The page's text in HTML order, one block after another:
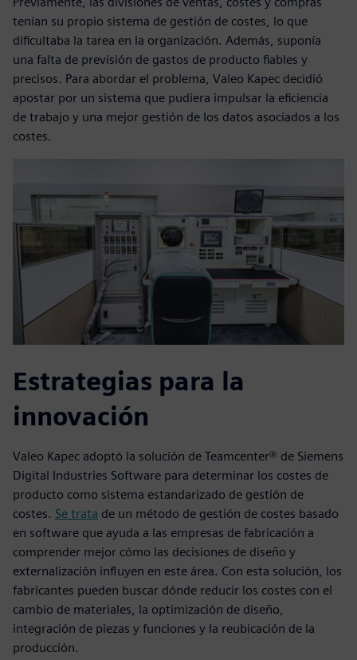
tenían su propio sistema de gestión de costes, lo que
dificultaba la tarea en la organización. Además, suponía
una falta de previsión de gastos de producto fiables y
precisos. Para abordar el problema, Valeo Kapec decidió
apostar por un sistema que pudiera impulsar la eficiencia
de trabajo y una mejor gestión de los datos asociados a los
costes.
Estrategias para la
innovación
Valeo Kapec adoptó la solución de Teamcenter® de Siemens
Digital Industries Software para determinar los costes de
producto como sistema estandarizado de gestión de
costes. Se trata de un método de gestión de costes basado
en software que ayuda a las empresas de fabricación a
comprender mejor cómo las decisiones de diseño y
externalización influyen en este área. Con esta solución, los
fabricantes pueden buscar dónde reducir los costes con el
cambio de materiales, la optimización de diseño,
integración de piezas y funciones y la reubicación de la
producción.